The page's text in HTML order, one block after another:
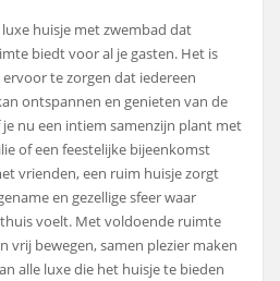
luxe huisje met zwembad dat
biedt voor al je gasten. Het is
te zorgen dat iedereen
ontspannen en genieten van de
nu een intiem samenzijn plant met
of een feestelijke bijeenkomst
vrienden, een ruim huisje zorgt
en gezellige sfeer waar
voelt. Met voldoende ruimte
vrij bewegen, samen plezier maken
alle luxe die het huisje te bieden